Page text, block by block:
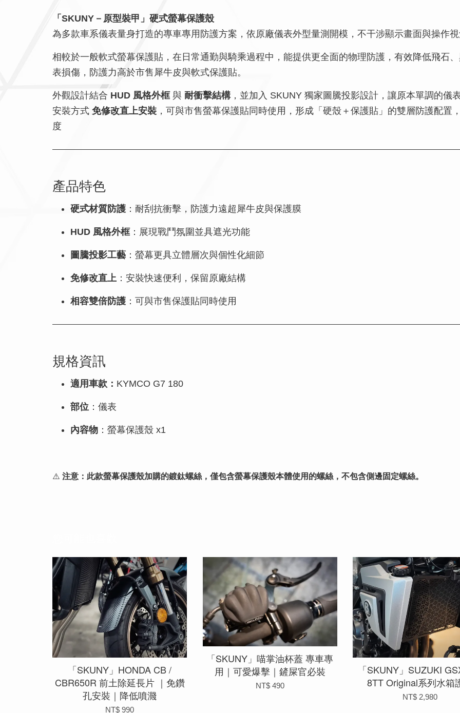
「SKUNY－原型裝甲」硬式螢幕保護殼
為多款車系儀表量身打造的專車專用防護方案，依原廠儀表外型量測開模，不干涉顯示畫面與操作視
相較於一般軟式螢幕保護貼，在日常通勤與騎乘過程中，能提供更全面的物理防護，有效降低飛石
表損傷，防護力高於市售犀牛皮與軟式保護貼。
外觀設計結合 HUD 風格外框與 耐衝擊結構，並加入 SKUNY 獨家圖騰投影設計，讓原本單調的儀
安裝方式 免修改直上安裝 ，可與市售螢幕保護貼同時使用，形成「硬殼＋保護貼」的雙層防護配置
度
產品特色
硬式材質防護 ：耐刮抗衝擊，防護力遠超犀牛皮與保護膜
HUD 風格外框：展現戰鬥氛圍並具遮光功能
圖騰投影工藝 ：螢幕更具立體層次與個性化細節
免修改直上 ：安裝快速便利，保留原廠結構
相容雙倍防護 ：可與市售保護貼同時使用
規格資訊
適用車款： KYMCO G7 180
部位 ：儀表
內容物 ：螢幕保護殼 x1
⚠️ 注意：此款螢幕保護殼加購的鍍鈦螺絲，僅包含螢幕保護殼本體使用的螺絲，不包含側邊固定螺絲。
「SKUNY」HONDA CB /
CBR650R 前土除延長片 ｜免鑽
孔安裝｜降低噴濺
NT$ 990
「SKUNY」喵掌油杯蓋 專車專
用｜可愛爆擊｜鏟屎官必裝
NT$ 490
「SKUNY」SUZUKI
8TT Original系列水箱
NT$ 2,980